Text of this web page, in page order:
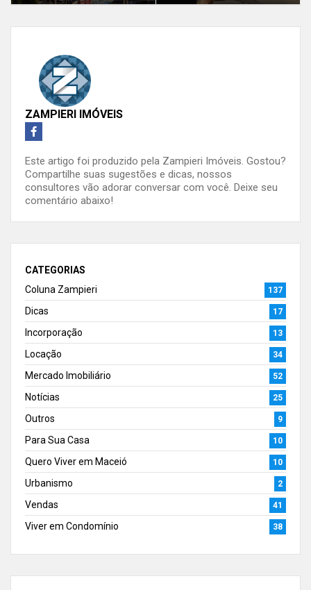
ZAMPIERI IMÓVEIS
Este artigo foi produzido pela Zampieri Imóveis. Gostou?
Compartilhe suas sugestões e dicas, nossos
consultores vão adorar conversar com você. Deixe seu
comentário abaixo!
CATEGORIAS
Coluna Zampieri
137
Dicas 17
Incorporação 13
Locação 34
Mercado Imobiliário 52
Notícias 25
Outros 9
Para Sua Casa 10
Quero Viver em Maceió 10
Urbanismo 2
Vendas 41
Viver em Condomínio 38